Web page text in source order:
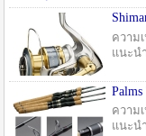
ความ
แนะน
Palms
ความ
แนะน